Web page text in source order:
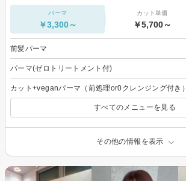
パーマ
￥3,300～
カット単価
￥5,700～
前髪パーマ
パーマ(ゼロトリートメント付)
カット+veganパーマ（前処理or0クレンジング付き）
すべてのメニューを見る
その他の情報を表示